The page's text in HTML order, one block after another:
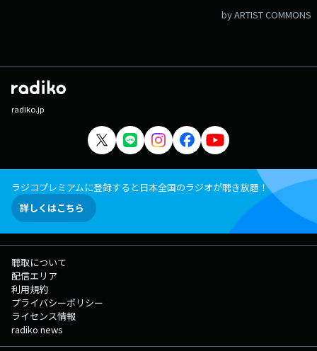
by ARTIST COMMONS
radiko.jp
ラジコプレミアムに登録すると日本全国のラジオが聴き放題！
詳しくはこちら
聴取について
配信エリア
利用規約
プライバシーポリシー
ライセンス情報
radiko news